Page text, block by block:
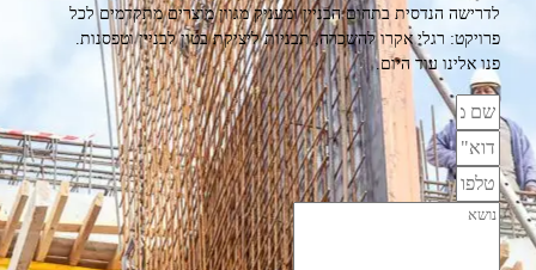
לדרישה הנדסית בתחום הבניין ומעניק מגוון מוצרים מתקדמים לכל
פרויקט: רגלי אקרו להשכרה, תבניות ליציקת בטון לבניין וטפסנות.
פנו אלינו עוד היום.